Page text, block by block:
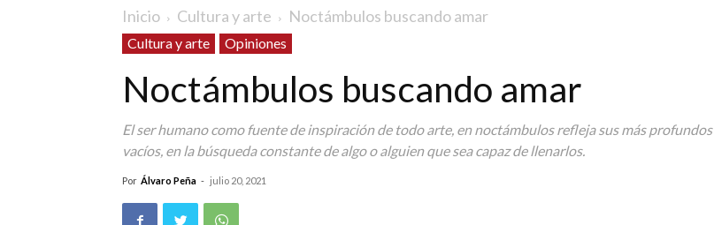
Inicio Cultura y arte Noctámbulos buscando amar
Cultura y arte Opiniones
Noctámbulos buscando amar
El ser humano como fuente de inspiración de todo arte, en noctámbulos refleja sus más profundos
vacíos, en la búsqueda constante de algo o alguien que sea capaz de llenarlos.
Por Álvaro Peña - julio 20, 2021